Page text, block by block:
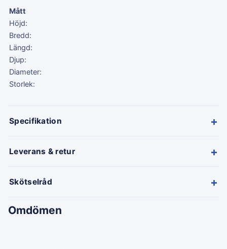
Mått
Höjd:
Bredd:
Längd:
Djup:
Diameter:
Storlek:
Specifikation +
Leverans & retur +
Skötselråd +
Omdömen